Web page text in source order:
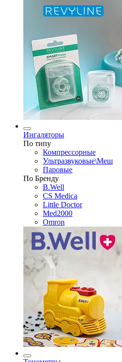
Ингаляторы
По типу
Компрессорные
Ультразвуковые\Меш
Паровые
По Бренду
B.Well
CS Medica
Little Doctor
Med2000
Omron